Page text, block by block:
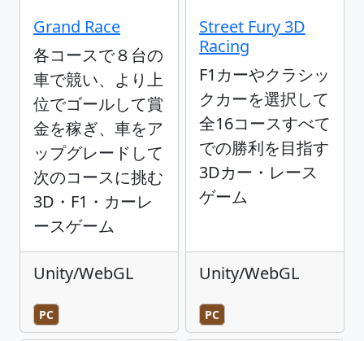
Grand Race
各コースで８台の
車で競い、より上
位でゴールして賞
金を稼ぎ、車をア
ップグレードして
次のコースに挑む
3D・F1・カーレ
ースゲーム
Unity/WebGL
PC
Street Fury 3D
Racing
F1カーやクラシッ
クカーを選択して
全16コースすべて
での勝利を目指す
3Dカー・レース
ゲーム
Unity/WebGL
PC